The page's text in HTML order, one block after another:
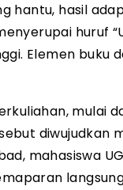
hantu, hasil
huruf
Elemen buku
mulai
diwujudkan
mahasiswa